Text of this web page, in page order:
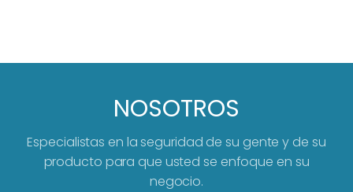
NOSOTROS
Especialistas en la seguridad de su gente y de su
producto para que usted se enfoque en su
negocio.